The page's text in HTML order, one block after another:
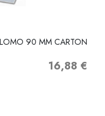
90 MM CARTON
Precio
16,88 €